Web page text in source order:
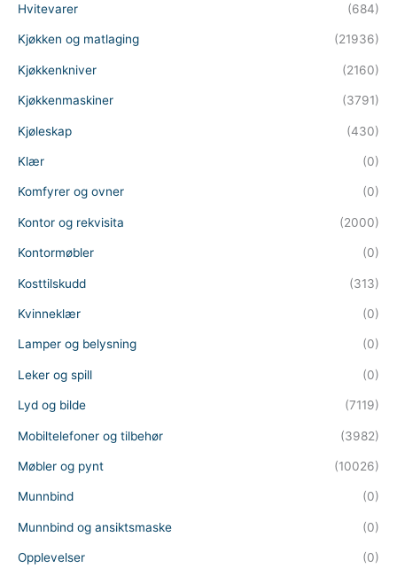
Hvitevarer (684)
Kjøkken og matlaging (21936)
Kjøkkenkniver (2160)
Kjøkkenmaskiner (3791)
Kjøleskap (430)
Klær (0)
Komfyrer og ovner (0)
Kontor og rekvisita (2000)
Kontormøbler (0)
Kosttilskudd (313)
Kvinneklær (0)
Lamper og belysning (0)
Leker og spill (0)
Lyd og bilde (7119)
Mobiltelefoner og tilbehør (3982)
Møbler og pynt (10026)
Munnbind (0)
Munnbind og ansiktsmaske (0)
Opplevelser (0)